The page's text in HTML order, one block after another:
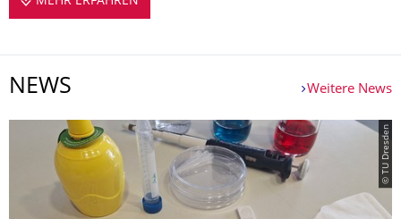
NEWS Weitere News
© TU Dresden